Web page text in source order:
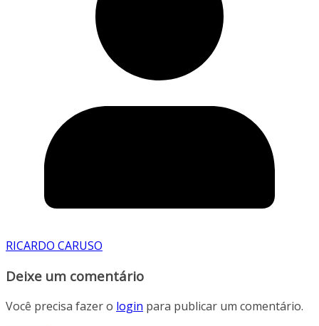
RICARDO CARUSO
Deixe um comentário
Você precisa fazer o login para publicar um comentário.